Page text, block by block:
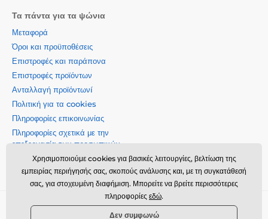
Τα πάντα για τα ψώνια
Μεταφορά
Όροι και προϋποθέσεις
Επιστροφές και παράπονα
Επιστροφές προϊόντων
Ανταλλαγή προϊόντωνí
Πολιτική για τα cookies
Πληροφορίες επικοινωνίας
Πληροφορίες σχετικά με την
επεξεργασία των προσωπικών
δεδομένων
Σχετικά με την εταιρεία μας
Momanio s.r.o., Okružní 361/14, 74718, Píšť, Czech republic,
Χρησιμοποιούμε cookies για βασικές λειτουργίες, βελτίωση της
εμπειρίας περιήγησής σας, σκοπούς ανάλυσης και, με τη συγκατάθεσή
σας, για στοχευμένη διαφήμιση. Μπορείτε να βρείτε περισσότερες
πληροφορίες εδώ.
Δεν συμφωνώ